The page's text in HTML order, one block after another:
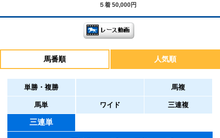
５着 50,000円
馬番順 人気順
単勝・複勝 馬複
馬単 ワイド 三連複
三連単